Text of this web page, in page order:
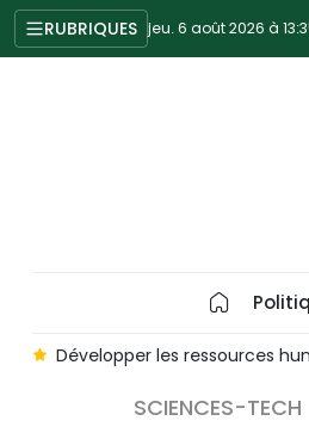
RUBRIQUES jeu. 6 août 2026 à
Développer les ressources
SCIENCES-TECH